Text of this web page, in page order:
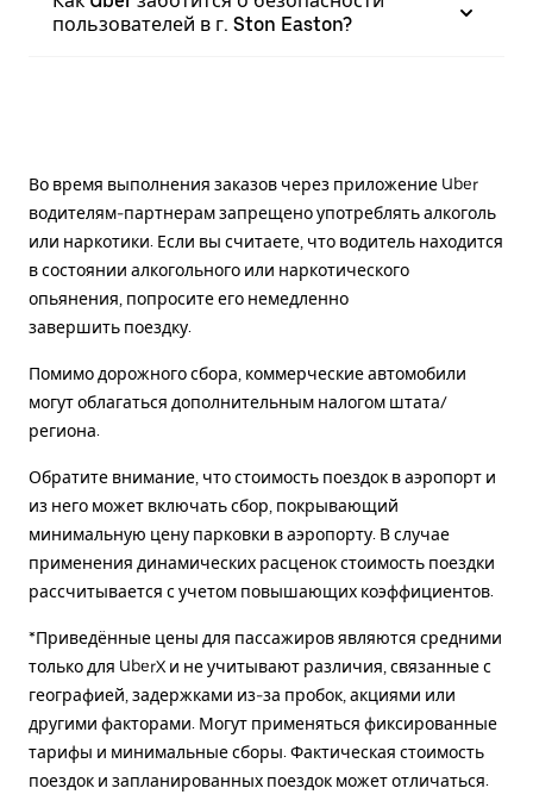
пользователей в г. Ston Easton?
Во время выполнения заказов через приложение Uber
водителям-партнерам запрещено употреблять алкоголь
или наркотики. Если вы считаете, что водитель находится
в состоянии алкогольного или наркотического
опьянения, попросите его немедленно
завершить поездку.
Помимо дорожного сбора, коммерческие автомобили
могут облагаться дополнительным налогом штата/
региона.
Обратите внимание, что стоимость поездок в аэропорт и
из него может включать сбор, покрывающий
минимальную цену парковки в аэропорту. В случае
применения динамических расценок стоимость поездки
рассчитывается с учетом повышающих коэффициентов.
*Приведённые цены для пассажиров являются средними
только для UberX и не учитывают различия, связанные с
географией, задержками из-за пробок, акциями или
другими факторами. Могут применяться фиксированные
тарифы и минимальные сборы. Фактическая стоимость
поездок и запланированных поездок может отличаться.